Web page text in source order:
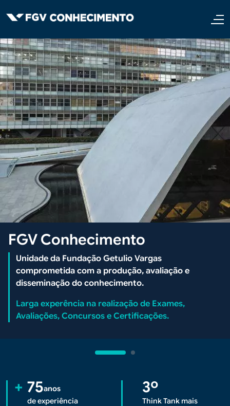
FGV Conhecimento
Unidade da Fundação Getulio Vargas
comprometida com a produção, avaliação e
disseminação do conhecimento.
Larga experência na realização de Exames,
Avaliações, Concursos e Certificações.
+ 75anos
de experiência
3º
Think Tank mais